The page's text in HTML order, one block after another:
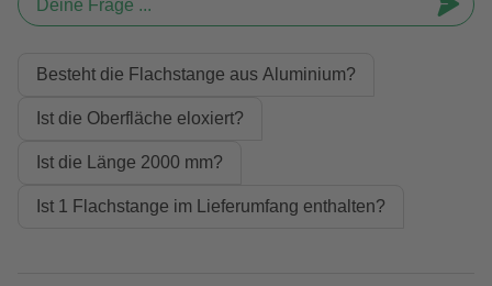
Deine Frage ...
Besteht die Flachstange aus Aluminium?
Ist die Oberfläche eloxiert?
Ist die Länge 2000 mm?
Ist 1 Flachstange im Lieferumfang enthalten?